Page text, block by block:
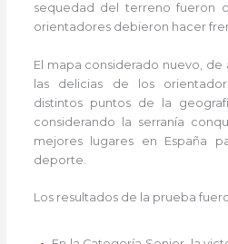
sequedad del terreno fueron
orientadores debieron hacer
El mapa considerado nuevo,
las delicias de los
distintos puntos de la
considerando la serranía
mejores lugares en España
deporte.
Los resultados de la prueba